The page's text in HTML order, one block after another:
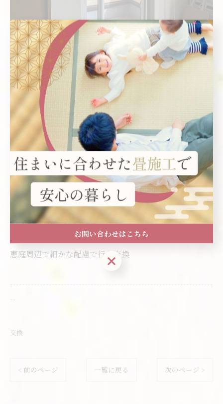
横開きロール網戸
サイズも色々☆開閉らくちんな網戸です♪
--------------------------------------------------------------------
--
有限会社タニグチ
住所 :
北海道北広島市新富町東1-5-20
電話番号 :011-372-1128
FAX番号 :011-372-0205
恵庭周辺で細かな配慮で行う交換
--------------------------------------------------------------------
--
交換
< 前のページ 一覧に戻る 次のページ >
お問い合わせはこちら
お問い合わせはこちら